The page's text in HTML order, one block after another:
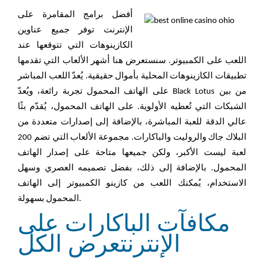
أفضل برامج المقامرة على
الإنترنت توفر جميع عناوين
الكازينوهات التي تتوقعها عند
اللعب على الكمبيوتر. سنستعرض هنا أشهر الألعاب التي تقدمها
تطبيقات الكازينوهات المحلية بأموال حقيقية. يُعدّ اللعب المباشر
على الهاتف المحمول تجربة رائعة، ويُعدّ Black Lotus من بين
الشبكات التي تُعطيه الأولوية. على الهاتف المحمول، يُقدّم بثًا
عالي الدقة للعبة المباشرة، بالإضافة إلى إصدارات متعددة من
البلاك جاك والروليت والباكارات. مجموعة الألعاب التي تضم 200
لعبة ليست الأكبر، ولكن جميعها متاحة على إصدار الهاتف
المحمول. بالإضافة إلى ذلك، بفضل تصميمه العصري وسهل
الاستخدام، يُمكنك اللعب من كازينو الكمبيوتر إلى الهاتف
المحمول بسهولة.
مكافآت الباكارات على
الإنترنتعرض الكل